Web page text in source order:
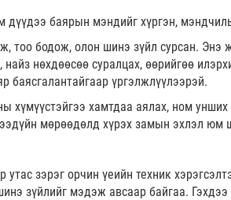
дүүдээ баярын мэндийг хүргэн,
тоо бодож, олон шинэ зүйл сурсан. Энэ
нөхдөөсөө суралцах, өөрийгөө
баясгалантайгаар үргэлжлүүлээрэй.
хүмүүстэйгээ хамтдаа аялах, ном унших
мөрөөдөлд хүрэх замын эхлэл юм
зэрэг орчин үеийн техник
зүйлийг мэдэж авсаар байгаа. Гэхдээ